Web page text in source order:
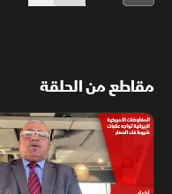
مقاطع من الحلقة